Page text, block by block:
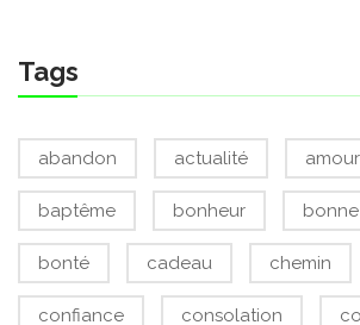
Tags
abandon actualité amour
baptême bonheur
bonté cadeau chemin
confiance consolation